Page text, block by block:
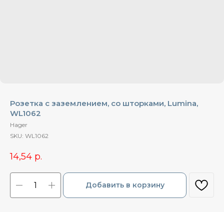
Розетка с заземлением, со шторками, Lumina,
WL1062
Hager
SKU: WL1062
14,54 р.
Добавить в корзину